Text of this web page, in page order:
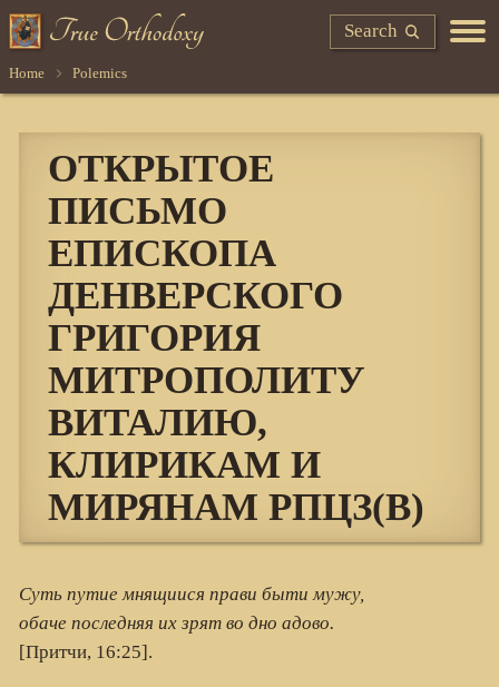
Search
Home Polemics
ОТКРЫТОЕ
ПИСЬМО
ЕПИСКОПА
ДЕНВЕРСКОГО
ГРИГОРИЯ
МИТРОПОЛИТУ
ВИТАЛИЮ,
КЛИРИКАМ И
МИРЯНАМ РПЦЗ(В)
Суть путие мнящиися прави быти мужу,
обаче последняя их зрят во дно адово.
[Притчи, 16:25].